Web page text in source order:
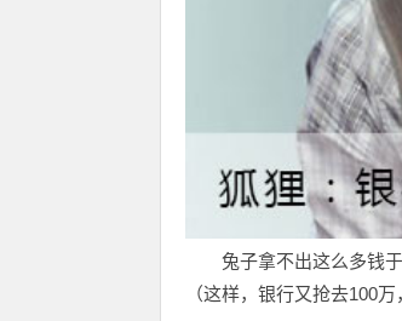
兔子拿不出这么多钱
（这样，银行又抢去100